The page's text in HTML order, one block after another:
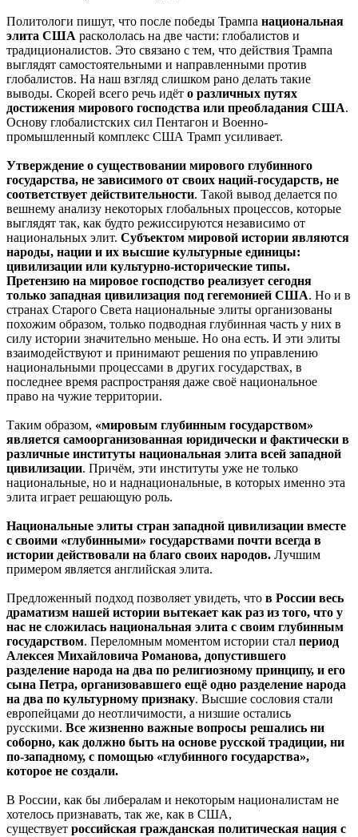
Политологи пишут, что после победы Трампа национальная
элита США раскололась на две части: глобалистов и
традиционалистов. Это связано с тем, что действия Трампа
выглядят самостоятельными и направленными против
глобалистов. На наш взгляд слишком рано делать такие
выводы. Скорей всего речь идёт о различных путях
достижения мирового господства или преобладания США.
Основу глобалистских сил Пентагон и Военно-
промышленный комплекс США Трамп усиливает.
Утверждение о существовании мирового глубинного
государства, не зависимого от своих наций-государств, не
соответствует действительности. Такой вывод делается по
вешнему анализу некоторых глобальных процессов, которые
выглядят так, как будто режиссируются независимо от
национальных элит. Субъектом мировой истории являются
народы, нации и их высшие культурные единицы:
цивилизации или культурно-исторические типы. ​
Претензию на мировое господство реализует сегодня
только западная цивилизация под гегемонией США. Но и в
странах Старого Света национальные элиты организованы
похожим образом, только подводная глубинная часть у них в
силу истории значительно меньше. Но она есть. И эти элиты
взаимодействуют и принимают решения по управлению
национальными процессами в других государствах, в
последнее время распространяя даже своё национальное
право на чужие территории.
Таким образом, «мировым глубинным государством»
является самоорганизованная юридически и фактически в
различные институты национальная элита всей западной
цивилизации. Причём, эти институты уже не только
национальные, но и наднациональные, в которых именно эта
элита играет решающую роль.
Национальные элиты стран западной цивилизации вместе
с своими «глубинными» государствами почти всегда в
истории действовали на благо своих народов. Лучшим
примером является английская элита.
Предложенный подход позволяет увидеть, что в России весь
драматизм нашей истории вытекает как раз из того, что у
нас не сложилась национальная элита с своим глубинным
государством. Переломным моментом истории стал период
Алексея Михайловича Романова, допустившего
разделение народа на два по религиозному принципу, и его
сына Петра, организовавшего ещё одно разделение народа
на два по культурному признаку. Высшие сословия стали
европейцами до неотличимости, а низшие остались
русскими. Все жизненно важные вопросы решались ни
соборно, как должно быть на основе русской традиции, ни
по-западному, с помощью «глубинного государства»,
которое не создали.
В России, как бы либералам и некоторым националистам не
хотелось признавать, так же, как в США,
существует российская гражданская политическая нация с